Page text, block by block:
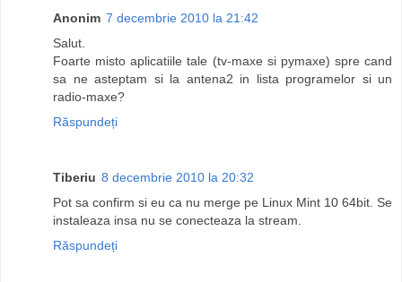
Anonim 7 decembrie 2010 la 21:42
Salut.
Foarte misto aplicatiile tale (tv-maxe si pymaxe) spre cand
sa ne asteptam si la antena2 in lista programelor si un
radio-maxe?
Răspundeți
Tiberiu 8 decembrie 2010 la 20:32
Pot sa confirm si eu ca nu merge pe Linux Mint 10 64bit. Se
instaleaza insa nu se conecteaza la stream.
Răspundeți